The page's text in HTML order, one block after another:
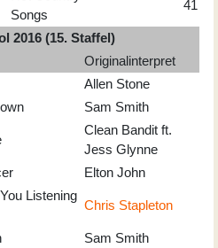
Songs
41
2016 (15. Staffel)
Originalinterpret
Allen Stone
Sam Smith
Clean Bandit ft.
Jess Glynne
Elton John
Listening
Chris Stapleton
Sam Smith